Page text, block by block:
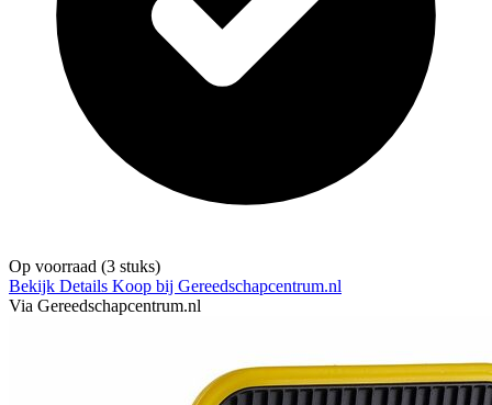
Op voorraad (3 stuks)
Bekijk Details Koop bij Gereedschapcentrum.nl
Via Gereedschapcentrum.nl